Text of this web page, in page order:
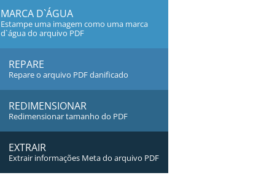
MARCA D`ÁGUA
Estampe uma imagem como uma marca
d`água do arquivo PDF
REPARE
Repare o arquivo PDF danificado
REDIMENSIONAR
Redimensionar tamanho do PDF
EXTRAIR
Extrair informações Meta do arquivo PDF